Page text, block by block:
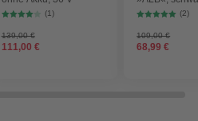
(1)
139,00 €
111,00 €
max.
210 km/h
(2)
109,00 €
68,99 €